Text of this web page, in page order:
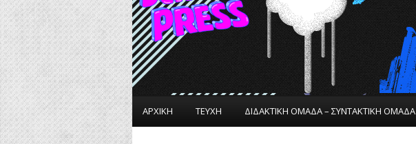
ΑΡΧΙΚΗ ΤΕΥΧΗ ΔΙΔΑΚΤΙΚΗ ΟΜΑΔΑ – ΣΥΝΤΑΚΤΙΚΗ ΟΜΑΔΑ